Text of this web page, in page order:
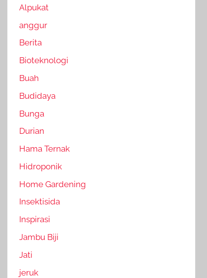
Alpukat
anggur
Berita
Bioteknologi
Buah
Budidaya
Bunga
Durian
Hama Ternak
Hidroponik
Home Gardening
Insektisida
Inspirasi
Jambu Biji
Jati
jeruk